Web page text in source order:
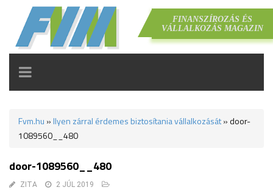
FINANSZÍROZÁS ÉS
VÁLLALKOZÁS MAGAZIN
TOGGLE
NAVIGATION
Fvm.hu » Ilyen zárral érdemes biztosítania vállalkozását»door-
1089560__480
door-1089560__480
ZITA 2 JÚL 2019